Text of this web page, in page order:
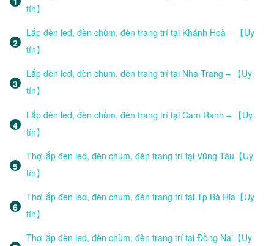
tín】
Lắp đèn led, đèn chùm, đèn trang trí tại Khánh Hoà – 【Uy
tín】
Lắp đèn led, đèn chùm, đèn trang trí tại Nha Trang – 【Uy
tín】
Lắp đèn led, đèn chùm, đèn trang trí tại Cam Ranh – 【Uy
tín】
Thợ lắp đèn led, đèn chùm, đèn trang trí tại Vũng Tàu【Uy
tín】
Thợ lắp đèn led, đèn chùm, đèn trang trí tại Tp Bà Rịa【Uy
tín】
Thợ lắp đèn led, đèn chùm, đèn trang trí tại Đồng Nai【Uy